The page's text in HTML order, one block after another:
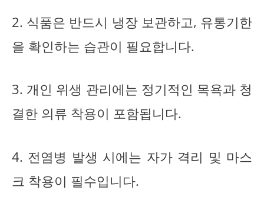
2. 식품은 반드시 냉장 보관하고, 유통기한
을 확인하는 습관이 필요합니다.
3. 개인 위생 관리에는 정기적인 목욕과 청
결한 의류 착용이 포함됩니다.
4. 전염병 발생 시에는 자가 격리 및 마스
크 착용이 필수입니다.